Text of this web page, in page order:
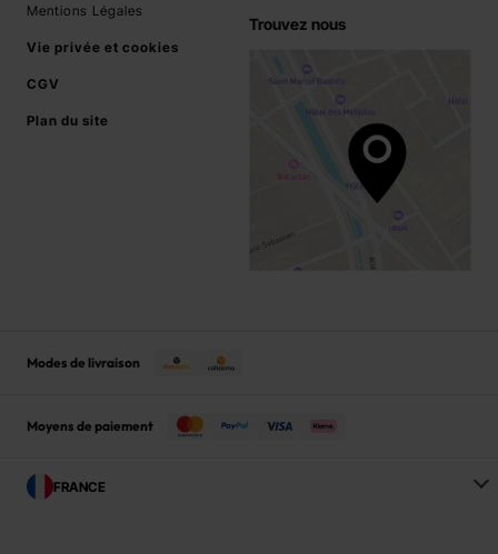
Mentions Légales
Vie privée et cookies
CGV
Plan du site
Trouvez nous
Modes de livraison
Moyens de paiement
FRANCE